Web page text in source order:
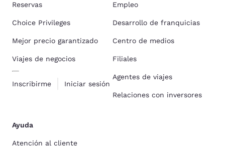
Reservas
Choice Privileges
Mejor precio garantizado
Viajes de negocios
Inscribirme Iniciar sesión
Empleo
Desarrollo de franquicias
Centro de medios
Filiales
Agentes de viajes
Relaciones con inversores
Ayuda
Atención al cliente